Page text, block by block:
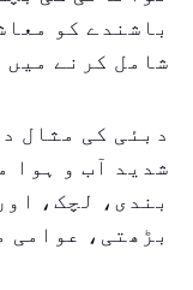
باشندے کو
شامل کرنے میں
دبئی کی مثال
شدید آب و ہوا
بندی، لچک،
بڑھتی، عوامی